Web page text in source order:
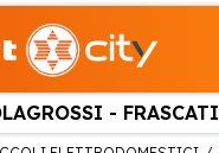
- FRASCATI